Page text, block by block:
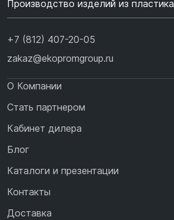
Производство изделий из пластика
+7 (812) 407-20-05
zakaz@ekopromgroup.ru
О Компании
Стать партнером
Кабинет дилера
Блог
Каталоги и презентации
Контакты
Доставка